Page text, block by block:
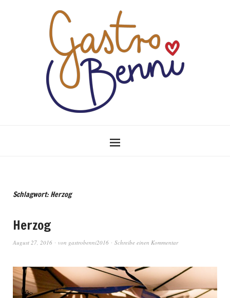
Schlagwort: Herzog
Herzog
August 27, 2016 von gastrobenni2016 Schreibe einen Kommentar